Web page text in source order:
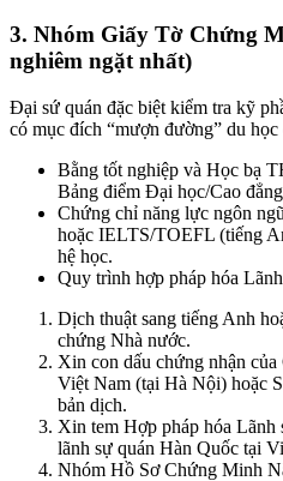
3. Nhóm Giấy Tờ Chứng
nghiêm ngặt nhất)
Đại sứ quán đặc biệt kiểm tra kỹ
có mục đích “mượn đường” du
Bằng tốt nghiệp và Học bạ
Bảng điểm Đại học/Cao
Chứng chỉ năng lực ngôn
hoặc IELTS/TOEFL (tiếng
hệ học.
Quy trình hợp pháp hóa
Dịch thuật sang tiếng Anh
chứng Nhà nước.
Xin con dấu chứng nhận
Việt Nam (tại Hà Nội) hoặc
bản dịch.
Xin tem Hợp pháp hóa
lãnh sự quán Hàn Quốc tại
Nhóm Hồ Sơ Chứng Minh